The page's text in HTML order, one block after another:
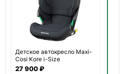
Детское автокресло Maxi-
Cosi Kore i-Size
27 900 ₽